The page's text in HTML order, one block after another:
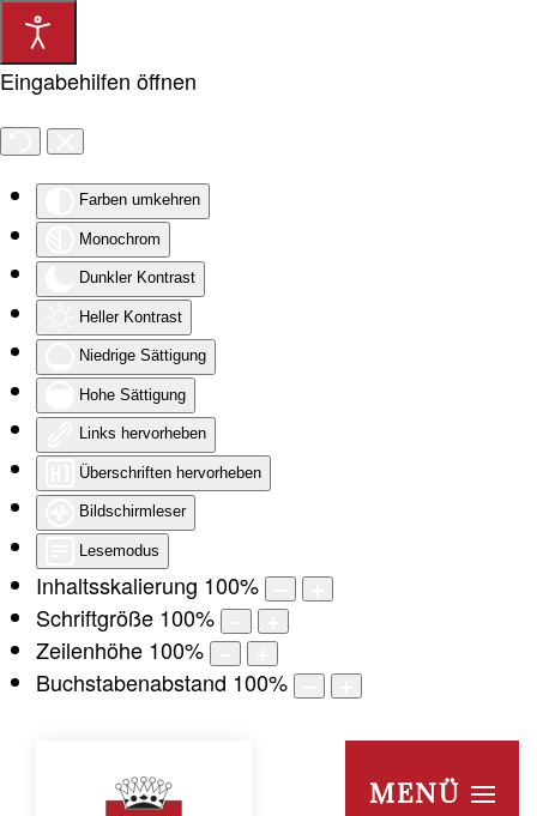
Eingabehilfen öffnen
Farben umkehren
Monochrom
Dunkler Kontrast
Heller Kontrast
Niedrige Sättigung
Hohe Sättigung
Links hervorheben
Überschriften hervorheben
Bildschirmleser
Lesemodus
Inhaltsskalierung 100%
Schriftgröße 100%
Zeilenhöhe 100%
Buchstabenabstand 100%
Zum Hauptinhalt springen
MENÜ